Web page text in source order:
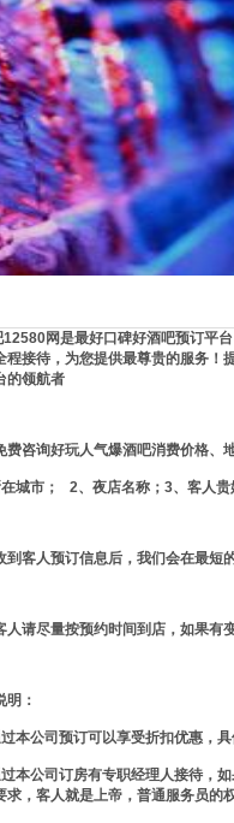
网是最好口碑好酒吧预订平
程接待，为您提供最尊贵的服务！
的领航者
费咨询好玩人气爆酒吧消费价格、
城市； 2、夜店名称；3、客人
到客人预订信息后，我们会在最短
人请尽量按预约时间到店，如果有
明：
本公司预订可以享受折扣优惠，
本公司订房有专职经理人接待，
求，客人就是上帝，普通服务员的